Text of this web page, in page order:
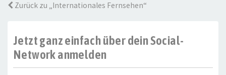
Zurück zu „Internationales Fernsehen“
Jetzt ganz einfach über dein Social-
Network anmelden